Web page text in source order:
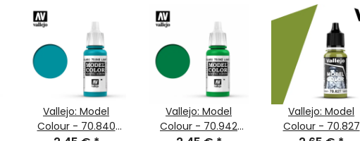
Vallejo: Model
Colour - 70.840
Vallejo: Model
Colour - 70.942
Vallejo: Model
Colour - 70.827